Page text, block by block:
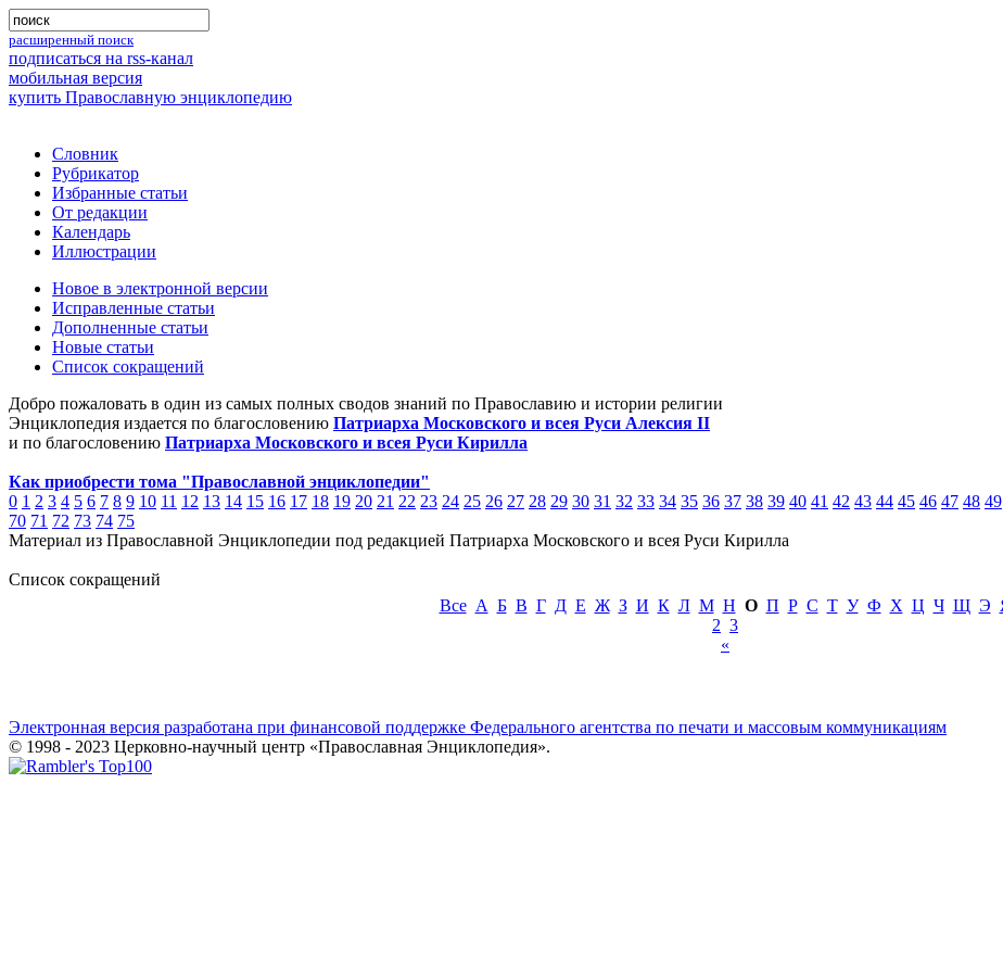
расширенный поиск
подписаться на rss-канал
мобильная версия
купить Православную энциклопедию
Словник
Рубрикатор
Избранные статьи
От редакции
Календарь
Иллюстрации
Новое в электронной версии
Исправленные статьи
Дополненные статьи
Новые статьи
Список сокращений
Добро пожаловать в один из самых полных сводов знаний по Православию и истории религии
Энциклопедия издается по благословению Патриарха Московского и всея Руси Алексия II
и по благословению Патриарха Московского и всея Руси Кирилла
Как приобрести тома "Православной энциклопедии"
0 1 2 3 4 5 6 7 8 9 10 11 12 13 14 15 16 17 18 19 20 21 22 23 24 25 26 27 28 29 30 31 32 33 34 35 36 37 38 39 40 41 42 43 44 45 46 47 48 49
70 71 72 73 74 75
Материал из Православной Энциклопедии под редакцией Патриарха Московского и всея Руси Кирилла
Список сокращений
Все А Б В Г Д Е Ж З И К Л М Н О П Р С Т У Ф Х Ц Ч Щ Э
2 3
«
Электронная версия разработана при финансовой поддержке Федерального агентства по печати и массовым коммуникациям
© 1998 - 2023 Церковно-научный центр «Православная Энциклопедия».